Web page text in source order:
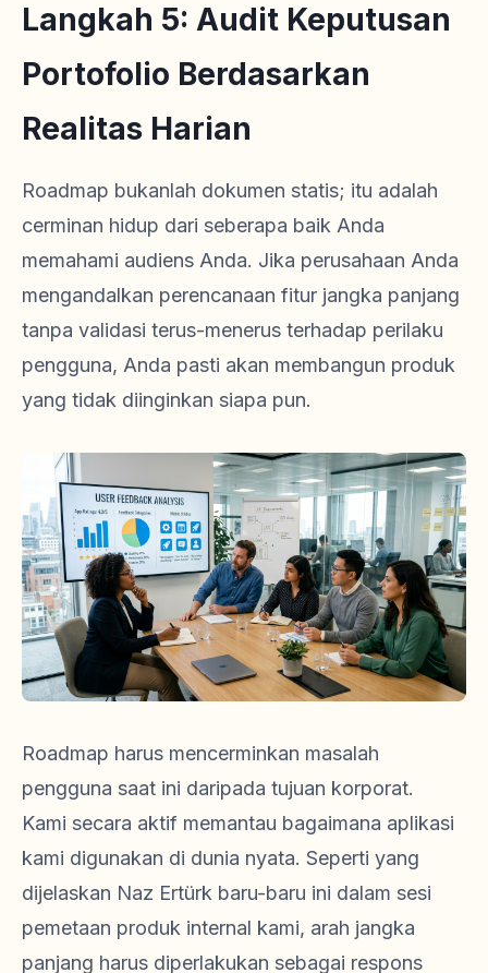
Langkah 5: Audit Keputusan
Portofolio Berdasarkan
Realitas Harian
Roadmap bukanlah dokumen statis; itu adalah
cerminan hidup dari seberapa baik Anda
memahami audiens Anda. Jika perusahaan Anda
mengandalkan perencanaan fitur jangka panjang
tanpa validasi terus-menerus terhadap perilaku
pengguna, Anda pasti akan membangun produk
yang tidak diinginkan siapa pun.
Roadmap harus mencerminkan masalah
pengguna saat ini daripada tujuan korporat.
Kami secara aktif memantau bagaimana aplikasi
kami digunakan di dunia nyata. Seperti yang
dijelaskan Naz Ertürk baru-baru ini dalam sesi
pemetaan produk internal kami, arah jangka
panjang harus diperlakukan sebagai respons